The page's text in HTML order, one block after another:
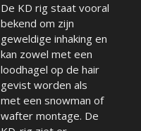
De KD rig staat vooral
bekend om zijn
geweldige inhaking en
kan zowel met een
loodhagel op de hair
gevist worden als
met een snowman of
wafter montage. De